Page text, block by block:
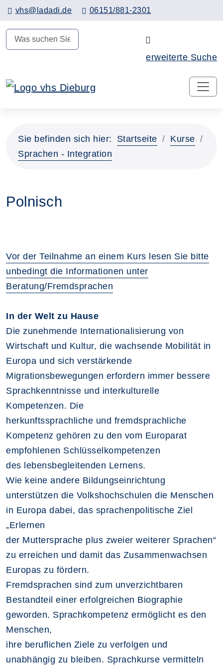
vhs@ladadi.de 06151/881-2301
erweiterte Suche
Hauptinhalt anspringen
Sie befinden sich hier: Startseite
Kurse
Sprachen - Integration
Polnisch
Vor der Teilnahme an einem Kurs lesen Sie bitte
unbedingt die Informationen unter
Beratung/Fremdsprachen
In der Welt zu Hause
Die zunehmende Internationalisierung von
Wirtschaft und Kultur, die wachsende Mobilität in
Europa und sich verstärkende
Migrationsbewegungen erfordern immer bessere
Sprachkenntnisse und interkulturelle
Kompetenzen. Die
herkunftssprachliche und fremdsprachliche
Kompetenz gehören zu den vom Europarat
empfohlenen Schlüsselkompetenzen
des lebensbegleitenden Lernens.
Wie keine andere Bildungseinrichtung
unterstützen die Volkshochschulen die Menschen
in Europa dabei, das sprachenpolitische Ziel
„Erlernen
der Muttersprache plus zweier weiterer Sprachen“
zu erreichen und damit das Zusammenwachsen
Europas zu fördern.
Fremdsprachen sind zum unverzichtbaren
Bestandteil einer erfolgreichen Biographie
geworden. Sprachkompetenz ermöglicht es den
Menschen,
ihre beruflichen Ziele zu verfolgen und
unabhängig zu bleiben. Sprachkurse vermitteln